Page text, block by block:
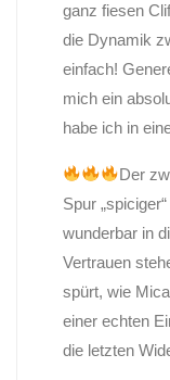
ganz fiesen
die Dynamik
einfach!
mich ein
habe ich in
Der
Spur
wunderbar in
Vertrauen
spürt, wie
einer echten
die letzten